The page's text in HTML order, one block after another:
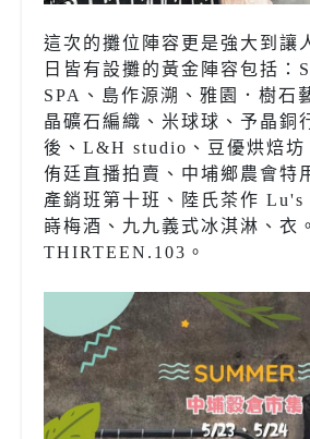
這次的攤位陣容更是強大到讓
日皆有設攤的黃金陣容包括：
SPA、島作源溯、雅園．樹石
晶礦石編織、米球球、予晶銅
後、L&H studio、豆優烘焙坊
侑廷直播拍賣、中埔鄉農會特
產銷班第十班、陸氏茶作 Lu's
嵵梅酒、九九義式冰淇淋、衣
THIRTEEN.103。